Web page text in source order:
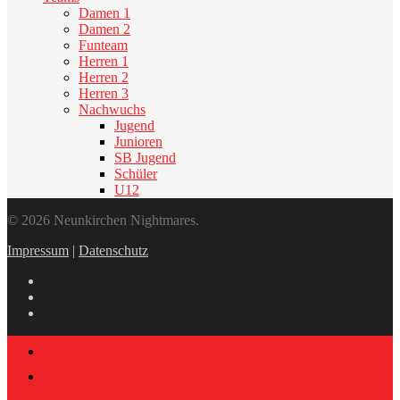
Damen 1
Damen 2
Funteam
Herren 1
Herren 2
Herren 3
Nachwuchs
Jugend
Junioren
SB Jugend
Schüler
U12
© 2026 Neunkirchen Nightmares.
Impressum | Datenschutz